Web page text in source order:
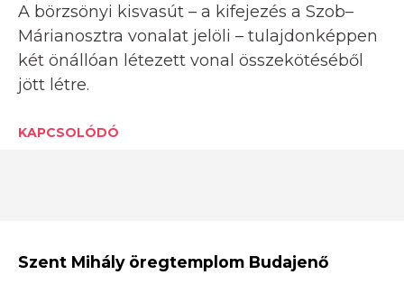
A börzsönyi kisvasút – a kifejezés a Szob–
Márianosztra vonalat jelöli – tulajdonképpen
két önállóan létezett vonal összekötéséből
jött létre.
KAPCSOLÓDÓ
Szent Mihály öregtemplom Budajenő